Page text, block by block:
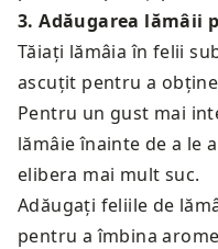
3.Adăugarea lămâii
Tăiați lămâia în felii
ascuțit pentru a
Pentru un gust mai
lămâie înainte de a le
elibera mai mult suc.
Adăugați feliile de
pentru a îmbina